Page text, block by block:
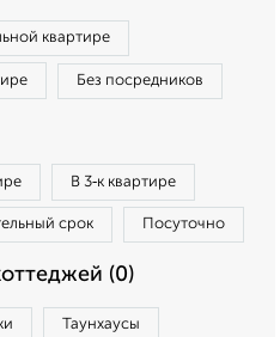
квартире
Без посредников
В 3‑к квартире
срок Посуточно
(0)
Таунхаусы